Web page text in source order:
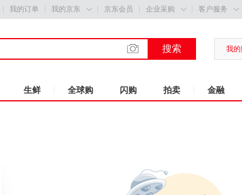
我的订单 我的京东  京东会员 企业采购  客户服务 
搜索 我
生鲜 全球购 闪购 拍卖 金融